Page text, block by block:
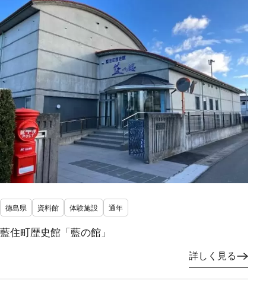
徳島県 資料館 体験施設 通年
藍住町歴史館「藍の館」
詳しく見る